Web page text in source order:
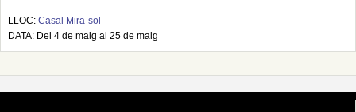
LLOC: Casal Mira-sol
DATA: Del 4 de maig al 25 de maig